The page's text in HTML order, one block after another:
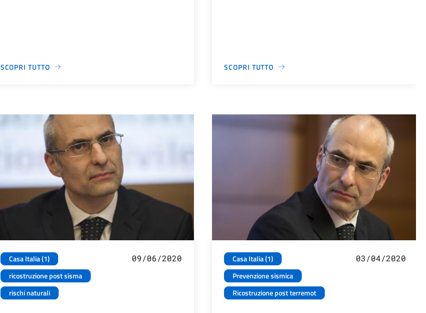
SCOPRI TUTTO SCOPRI TUTTO
Casa Italia (1)
ricostruzione post sisma
rischi naturali
09/06/2020
Casa Italia (1)
Prevenzione sismica
Ricostruzione post terremot
03/04/2020